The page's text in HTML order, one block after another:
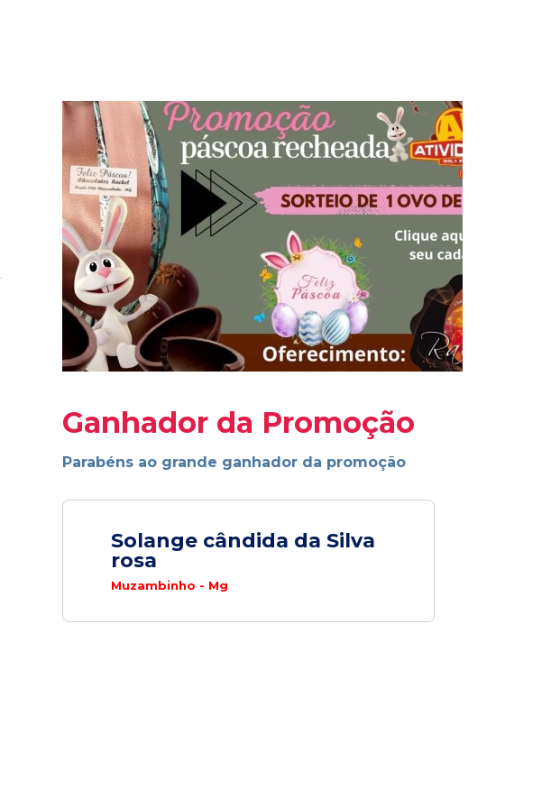
Ganhador da Promoção
Parabéns ao grande ganhador da promoção
Solange cândida da Silva
rosa
Muzambinho - Mg